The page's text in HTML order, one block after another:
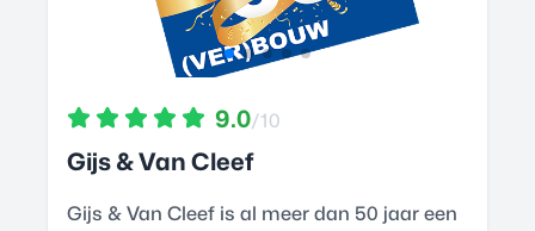
9.0/10
Gijs & Van Cleef
Gijs & Van Cleef is al meer dan 50 jaar een